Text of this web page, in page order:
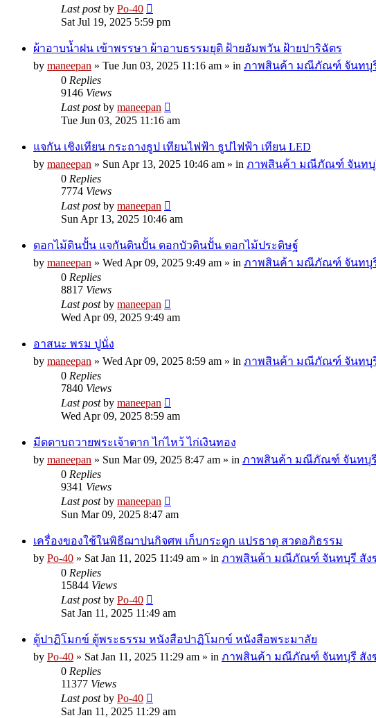
Last postby Po-40
Sat Jul 19, 2025 5:59 pm
ผ้าอาบน้ำฝน เข้าพรรษา ผ้าอาบธรรมยุติ ฝ้ายอัมพวัน ฝ้ายปาริฉัตร
by maneepan » Tue Jun 03, 2025 11:16 am » in ภาพสินค้า มณีภัณฑ์ จันทบุ
0 Replies
9146 Views
Last postby maneepan
Tue Jun 03, 2025 11:16 am
แจกัน เชิงเทียน กระถางธูป เทียนไฟฟ้า ธูปไฟฟ้า เทียน LED
by maneepan » Sun Apr 13, 2025 10:46 am » in ภาพสินค้า มณีภัณฑ์ จันทบุ
0 Replies
7774 Views
Last postby maneepan
Sun Apr 13, 2025 10:46 am
ดอกไม้ดินปั้น แจกันดินปั้น ดอกบัวดินปั้น ดอกไม้ประดิษฐ์
by maneepan » Wed Apr 09, 2025 9:49 am » in ภาพสินค้า มณีภัณฑ์ จันทบุ
0 Replies
8817 Views
Last postby maneepan
Wed Apr 09, 2025 9:49 am
อาสนะ พรม ปูนั่ง
by maneepan » Wed Apr 09, 2025 8:59 am » in ภาพสินค้า มณีภัณฑ์ จันทบุ
0 Replies
7840 Views
Last postby maneepan
Wed Apr 09, 2025 8:59 am
มีดดาบถวายพระเจ้าตาก ไก่ไหว้ ไก่เงินทอง
by maneepan » Sun Mar 09, 2025 8:47 am » in ภาพสินค้า มณีภัณฑ์ จันทบุรี
0 Replies
9341 Views
Last postby maneepan
Sun Mar 09, 2025 8:47 am
เครื่องของใช้ในพิธีฌาปนกิจศพ เก็บกระดูก แปรธาตุ สวดอภิธรรม
by Po-40 » Sat Jan 11, 2025 11:49 am » in ภาพสินค้า มณีภัณฑ์ จันทบุรี สัง
0 Replies
15844 Views
Last postby Po-40
Sat Jan 11, 2025 11:49 am
ตู้ปาฏิโมกข์ ตู้พระธรรม หนังสือปาฏิโมกข์ หนังสือพระมาลัย
by Po-40 » Sat Jan 11, 2025 11:29 am » in ภาพสินค้า มณีภัณฑ์ จันทบุรี สัง
0 Replies
11377 Views
Last postby Po-40
Sat Jan 11, 2025 11:29 am